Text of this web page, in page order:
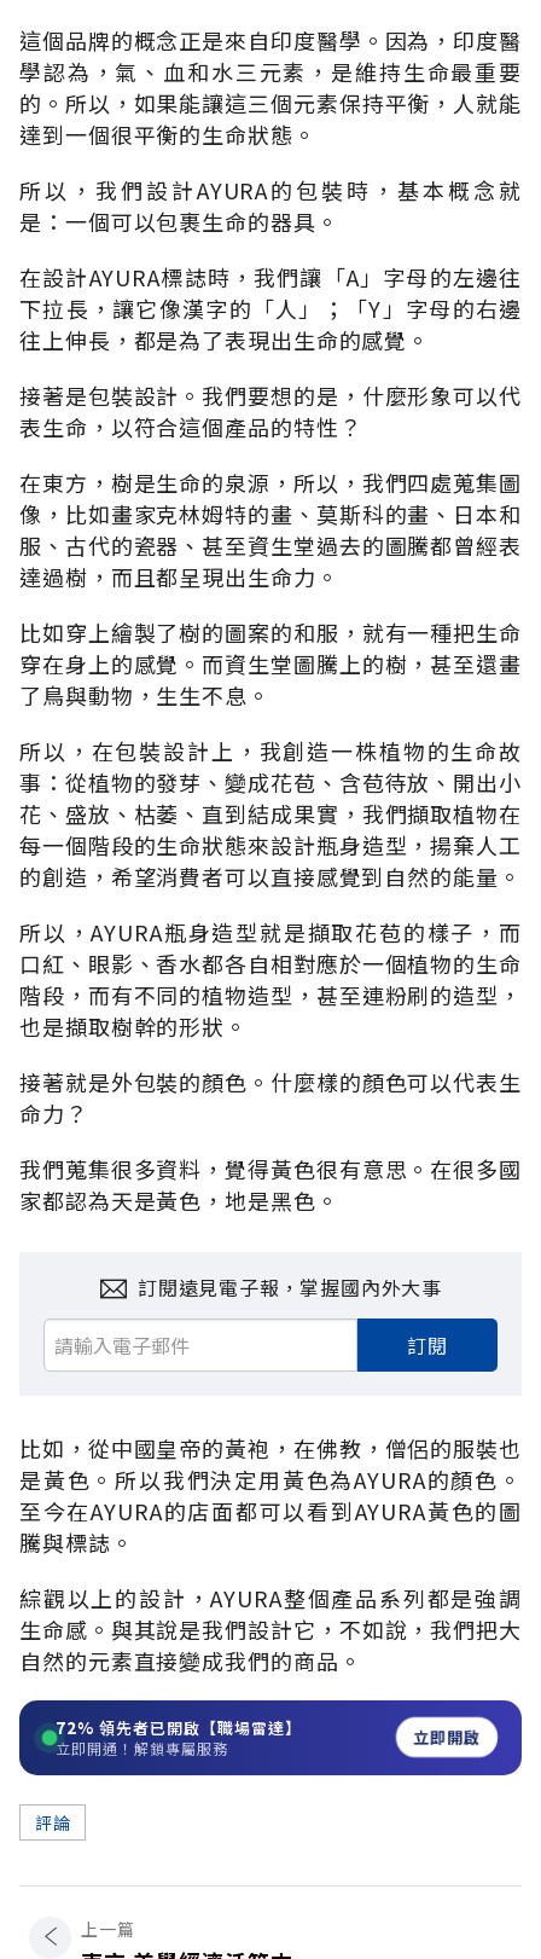
這個品牌的概念正是來自印度醫學。因為，印度醫
學認為，氣、血和水三元素，是維持生命最重要
的。所以，如果能讓這三個元素保持平衡，人就能
達到一個很平衡的生命狀態。
所以，我們設計AYURA的包裝時，基本概念就
是：一個可以包裹生命的器具。
在設計AYURA標誌時，我們讓「A」字母的左邊往
下拉長，讓它像漢字的「人」；「Y」字母的右邊
往上伸長，都是為了表現出生命的感覺。
接著是包裝設計。我們要想的是，什麼形象可以代
表生命，以符合這個產品的特性？
在東方，樹是生命的泉源，所以，我們四處蒐集圖
像，比如畫家克林姆特的畫、莫斯科的畫、日本和
服、古代的瓷器、甚至資生堂過去的圖騰都曾經表
達過樹，而且都呈現出生命力。
比如穿上繪製了樹的圖案的和服，就有一種把生命
穿在身上的感覺。而資生堂圖騰上的樹，甚至還畫
了鳥與動物，生生不息。
所以，在包裝設計上，我創造一株植物的生命故
事：從植物的發芽、變成花苞、含苞待放、開出小
花、盛放、枯萎、直到結成果實，我們擷取植物在
每一個階段的生命狀態來設計瓶身造型，揚棄人工
的創造，希望消費者可以直接感覺到自然的能量。
所以，AYURA瓶身造型就是擷取花苞的樣子，而
口紅、眼影、香水都各自相對應於一個植物的生命
階段，而有不同的植物造型，甚至連粉刷的造型，
也是擷取樹幹的形狀。
接著就是外包裝的顏色。什麼樣的顏色可以代表生
命力？
我們蒐集很多資料，覺得黃色很有意思。在很多國
家都認為天是黃色，地是黑色。
訂閱遠見電子報，掌握國內外大事
訂閱
比如，從中國皇帝的黃袍，在佛教，僧侶的服裝也
是黃色。所以我們決定用黃色為AYURA的顏色。
至今在AYURA的店面都可以看到AYURA黃色的圖
騰與標誌。
綜觀以上的設計，AYURA整個產品系列都是強調
生命感。與其說是我們設計它，不如說，我們把大
自然的元素直接變成我們的商品。
72% 領先者已開啟【職場雷達】
立即開通！解鎖專屬服務 立即開啟
評論
上一篇